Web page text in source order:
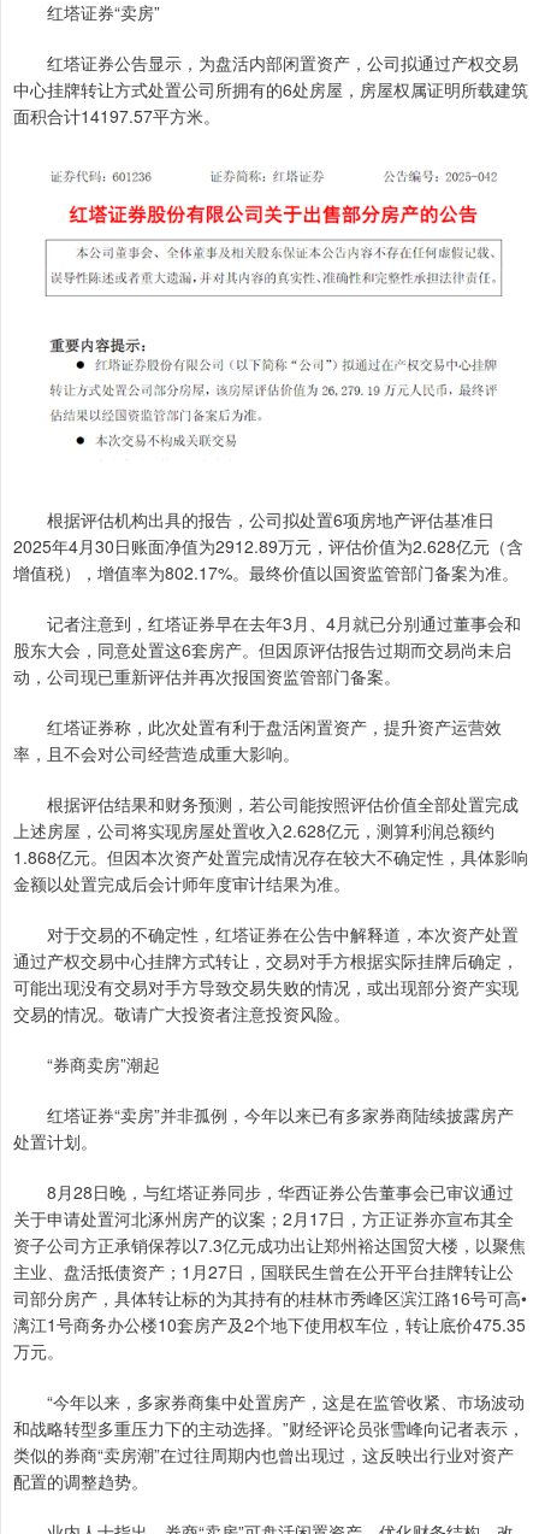
红塔证券“卖房”
红塔证券公告显示，为盘活内部闲置资产，公司拟通过产权交易
中心挂牌转让方式处置公司所拥有的6处房屋，房屋权属证明所载建筑
面积合计14197.57平方米。
根据评估机构出具的报告，公司拟处置6项房地产评估基准日
2025年4月30日账面净值为2912.89万元，评估价值为2.628亿元（含
增值税），增值率为802.17%。最终价值以国资监管部门备案为准。
记者注意到，红塔证券早在去年3月、4月就已分别通过董事会和
股东大会，同意处置这6套房产。但因原评估报告过期而交易尚未启
动，公司现已重新评估并再次报国资监管部门备案。
红塔证券称，此次处置有利于盘活闲置资产，提升资产运营效
率，且不会对公司经营造成重大影响。
根据评估结果和财务预测，若公司能按照评估价值全部处置完成
上述房屋，公司将实现房屋处置收入2.628亿元，测算利润总额约
1.868亿元。但因本次资产处置完成情况存在较大不确定性，具体影响
金额以处置完成后会计师年度审计结果为准。
对于交易的不确定性，红塔证券在公告中解释道，本次资产处置
通过产权交易中心挂牌方式转让，交易对手方根据实际挂牌后确定，
可能出现没有交易对手方导致交易失败的情况，或出现部分资产实现
交易的情况。敬请广大投资者注意投资风险。
“券商卖房”潮起
红塔证券“卖房”并非孤例，今年以来已有多家券商陆续披露房产
处置计划。
8月28日晚，与红塔证券同步，华西证券公告董事会已审议通过
关于申请处置河北涿州房产的议案；2月17日，方正证券亦宣布其全
资子公司方正承销保荐以7.3亿元成功出让郑州裕达国贸大楼，以聚焦
主业、盘活抵债资产；1月27日，国联民生曾在公开平台挂牌转让公
司部分房产，具体转让标的为其持有的桂林市秀峰区滨江路16号可高•
漓江1号商务办公楼10套房产及2个地下使用权车位，转让底价475.35
万元。
“今年以来，多家券商集中处置房产，这是在监管收紧、市场波动
和战略转型多重压力下的主动选择。”财经评论员张雪峰向记者表示，
类似的券商“卖房潮”在过往周期内也曾出现过，这反映出行业对资产
配置的调整趋势。